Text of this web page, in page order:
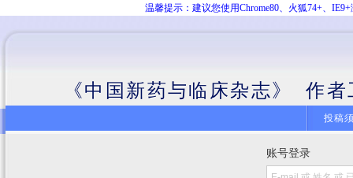
温馨提示：建议您使用Chrome80、火狐74+、
《中国新药与临床杂志》 作
投稿
账号登录